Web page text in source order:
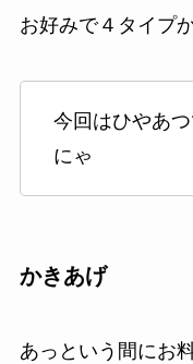
お好みで４タイプ
今回はひやあ
にゃ
かきあげ
あっという間にお